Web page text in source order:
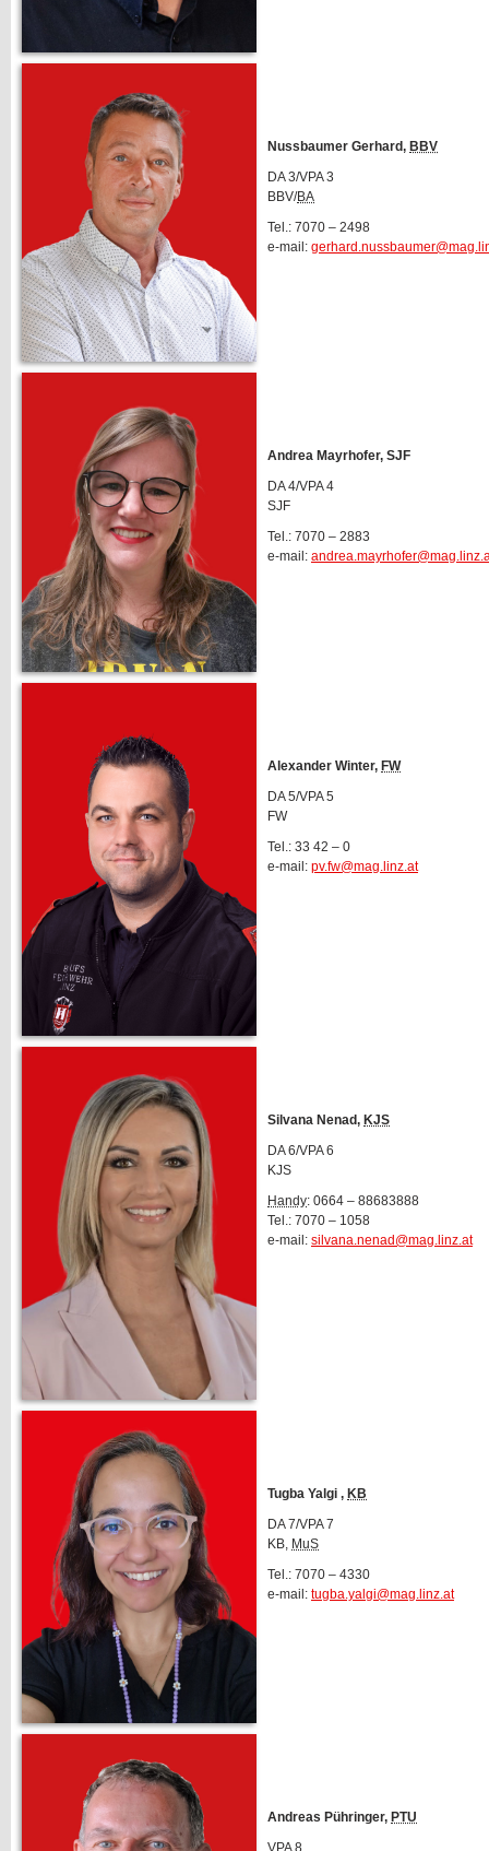
Nussbaumer Gerhard, BBV
DA 3/VPA 3
BBV/BA
Tel.: 7070 – 2498
e-mail:
Andrea Mayrhofer, SJF
DA 4/VPA 4
SJF
Tel.: 7070 – 2883
e-mail:
Alexander Winter, FW
DA 5/VPA 5
FW
Tel.: 33 42 – 0
e-mail: pv.fw@mag.linz.at
Silvana Nenad, KJS
DA 6/VPA 6
KJS
Handy: 0664 – 88683888
Tel.: 7070 – 1058
e-mail: silvana.nenad@mag.linz.at
Tugba Yalgi , KB
DA 7/VPA 7
KB, MuS
Tel.: 7070 – 4330
e-mail: tugba.yalgi@mag.linz.at
Andreas Pühringer, PTU